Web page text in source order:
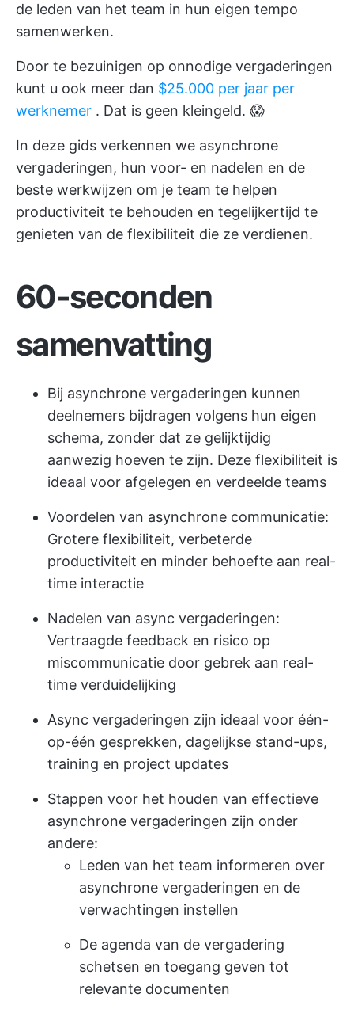
de leden van het team in hun eigen tempo
samenwerken.
Door te bezuinigen op onnodige vergaderingen
kunt u ook meer dan $25.000 per jaar per
werknemer . Dat is geen kleingeld. 😱
In deze gids verkennen we asynchrone
vergaderingen, hun voor- en nadelen en de
beste werkwijzen om je team te helpen
productiviteit te behouden en tegelijkertijd te
genieten van de flexibiliteit die ze verdienen.
60-seconden
samenvatting
Bij asynchrone vergaderingen kunnen
deelnemers bijdragen volgens hun eigen
schema, zonder dat ze gelijktijdig
aanwezig hoeven te zijn. Deze flexibiliteit is
ideaal voor afgelegen en verdeelde teams
Voordelen van asynchrone communicatie:
Grotere flexibiliteit, verbeterde
productiviteit en minder behoefte aan real-
time interactie
Nadelen van async vergaderingen:
Vertraagde feedback en risico op
miscommunicatie door gebrek aan real-
time verduidelijking
Async vergaderingen zijn ideaal voor één-
op-één gesprekken, dagelijkse stand-ups,
training en project updates
Stappen voor het houden van effectieve
asynchrone vergaderingen zijn onder
andere:
Leden van het team informeren over
asynchrone vergaderingen en de
verwachtingen instellen
De agenda van de vergadering
schetsen en toegang geven tot
relevante documenten